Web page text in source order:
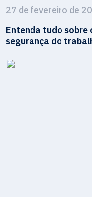
27 de fevereiro de
Entenda tudo sobre
segurança do